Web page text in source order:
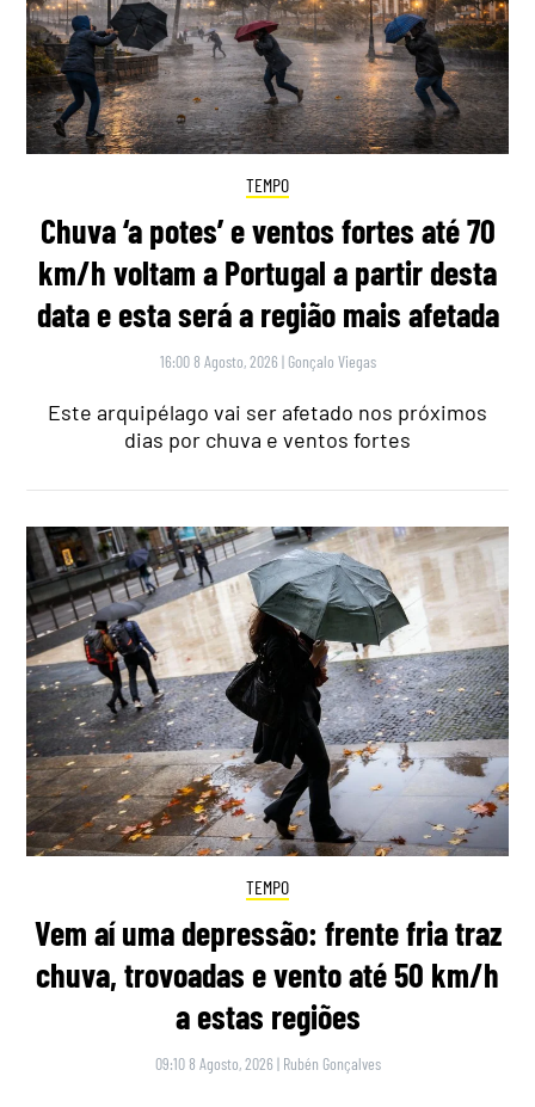
TEMPO
Chuva ‘a potes’ e ventos fortes até 70
km/h voltam a Portugal a partir desta
data e esta será a região mais afetada
16:00 8 Agosto, 2026 | Gonçalo Viegas
Este arquipélago vai ser afetado nos próximos
dias por chuva e ventos fortes
TEMPO
Vem aí uma depressão: frente fria traz
chuva, trovoadas e vento até 50 km/h
a estas regiões
09:10 8 Agosto, 2026 | Rubén Gonçalves